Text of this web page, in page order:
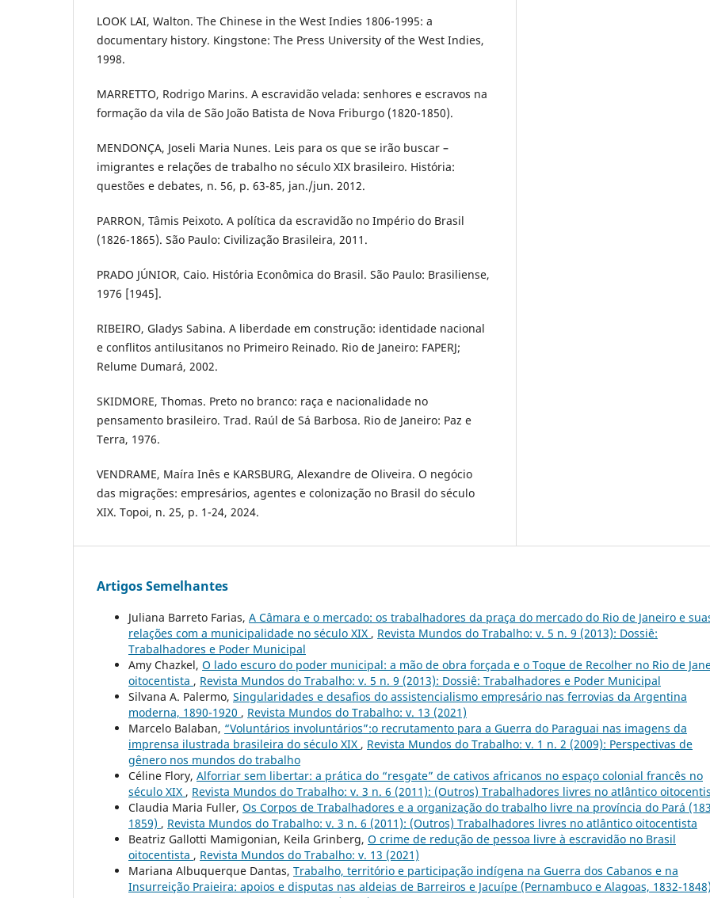
LOOK LAI, Walton. The Chinese in the West Indies 1806-1995: a
documentary history. Kingstone: The Press University of the West Indies,
1998.
MARRETTO, Rodrigo Marins. A escravidão velada: senhores e escravos na
formação da vila de São João Batista de Nova Friburgo (1820-1850).
MENDONÇA, Joseli Maria Nunes. Leis para os que se irão buscar –
imigrantes e relações de trabalho no século XIX brasileiro. História:
questões e debates, n. 56, p. 63-85, jan./jun. 2012.
PARRON, Tâmis Peixoto. A política da escravidão no Império do Brasil
(1826-1865). São Paulo: Civilização Brasileira, 2011.
PRADO JÚNIOR, Caio. História Econômica do Brasil. São Paulo: Brasiliense,
1976 [1945].
RIBEIRO, Gladys Sabina. A liberdade em construção: identidade nacional
e conflitos antilusitanos no Primeiro Reinado. Rio de Janeiro: FAPERJ;
Relume Dumará, 2002.
SKIDMORE, Thomas. Preto no branco: raça e nacionalidade no
pensamento brasileiro. Trad. Raúl de Sá Barbosa. Rio de Janeiro: Paz e
Terra, 1976.
VENDRAME, Maíra Inês e KARSBURG, Alexandre de Oliveira. O negócio
das migrações: empresários, agentes e colonização no Brasil do século
XIX. Topoi, n. 25, p. 1-24, 2024.
Artigos Semelhantes
Juliana Barreto Farias, A Câmara e o mercado: os trabalhadores da praça do mercado do Rio de Janeiro e
relações com a municipalidade no século XIX , Revista Mundos do Trabalho: v. 5 n. 9 (2013): Dossiê:
Trabalhadores e Poder Municipal
Amy Chazkel, O lado escuro do poder municipal: a mão de obra forçada e o Toque de Recolher no Rio de
oitocentista , Revista Mundos do Trabalho: v. 5 n. 9 (2013): Dossiê: Trabalhadores e Poder Municipal
Silvana A. Palermo, Singularidades e desafios do assistencialismo empresário nas ferrovias da Argentina
moderna, 1890-1920 , Revista Mundos do Trabalho: v. 13 (2021)
Marcelo Balaban, “Voluntários involuntários”:o recrutamento para a Guerra do Paraguai nas imagens da
imprensa ilustrada brasileira do século XIX , Revista Mundos do Trabalho: v. 1 n. 2 (2009): Perspectivas de
gênero nos mundos do trabalho
Céline Flory, Alforriar sem libertar: a prática do “resgate” de cativos africanos no espaço colonial francês no
século XIX , Revista Mundos do Trabalho: v. 3 n. 6 (2011): (Outros) Trabalhadores livres no atlântico
Claudia Maria Fuller, Os Corpos de Trabalhadores e a organização do trabalho livre na província do Pará
1859) , Revista Mundos do Trabalho: v. 3 n. 6 (2011): (Outros) Trabalhadores livres no atlântico oitocentista
Beatriz Gallotti Mamigonian, Keila Grinberg, O crime de redução de pessoa livre à escravidão no Brasil
oitocentista , Revista Mundos do Trabalho: v. 13 (2021)
Mariana Albuquerque Dantas, Trabalho, território e participação indígena na Guerra dos Cabanos e na
Insurreição Praieira: apoios e disputas nas aldeias de Barreiros e Jacuípe (Pernambuco e Alagoas, 1832-1848)